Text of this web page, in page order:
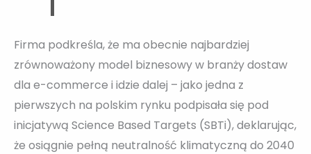
Firma podkreśla, że ma obecnie najbardziej
zrównoważony model biznesowy w branży dostaw
dla e-commerce i idzie dalej – jako jedna z
pierwszych na polskim rynku podpisała się pod
inicjatywą Science Based Targets (SBTi), deklarując,
że osiągnie pełną neutralność klimatyczną do 2040